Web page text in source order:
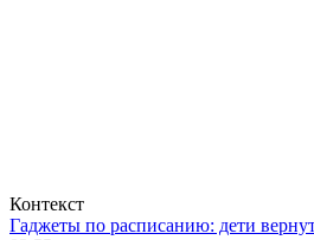
Контекст
Гаджеты по расписанию: дети